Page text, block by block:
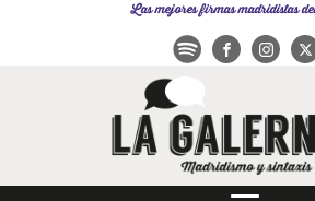
Las mejores firmas madridistas